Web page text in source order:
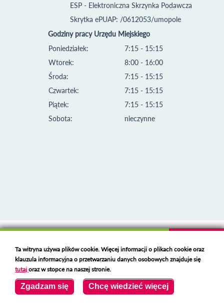
ESP - Elektroniczna Skrzynka Podawcza
Skrytka ePUAP: /0612053/umopole
Godziny pracy Urzędu Miejskiego
Poniedziałek:
Wtorek:
Środa:
Czwartek:
Piątek:
Sobota:
7:15 - 15:15
8:00 - 16:00
7:15 - 15:15
7:15 - 15:15
7:15 - 15:15
nieczynne
Deklaracja dostępności
Polski serwer RBLhttps://polspam.pl/
Copyright 2023 Urząd Miejski w Opolu Lubelskim
Created byVOBACOM Odnośnik otworzy się w nowym oknie
Ta witryna używa plików cookie. Więcej informacji o plikach cookie oraz
klauzula informacyjna o przetwarzaniu danych osobowych znajduje się
tutajoraz w stopce na naszej stronie.
Zgadzam się Chcę wiedzieć więcej